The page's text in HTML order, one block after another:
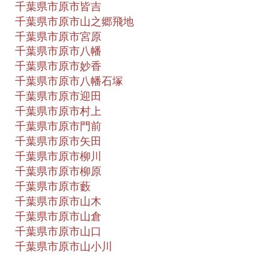
千葉県市原市皆吉
千葉県市原市山之郷飛地
千葉県市原市宮原
千葉県市原市八幡
千葉県市原市妙香
千葉県市原市八幡石塚
千葉県市原市迎田
千葉県市原市村上
千葉県市原市門前
千葉県市原市矢田
千葉県市原市柳川
千葉県市原市柳原
千葉県市原市藪
千葉県市原市山木
千葉県市原市山倉
千葉県市原市山口
千葉県市原市山小川